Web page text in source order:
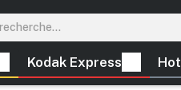
Kodak Express